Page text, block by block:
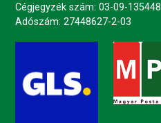
Cégjegyzék szám: 03-09-135448
Adószám: 27448627-2-03